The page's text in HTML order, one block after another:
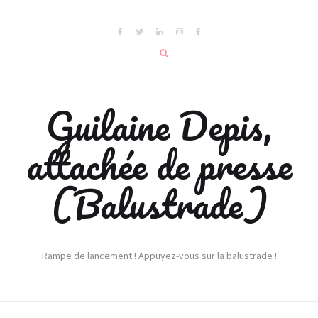
Guilaine Depis,
attachée de presse
(Balustrade)
Rampe de lancement ! Appuyez-vous sur la balustrade !